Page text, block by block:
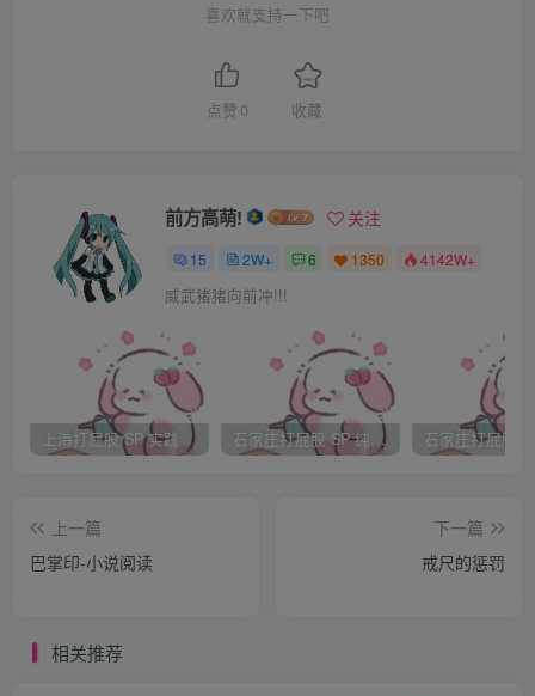
怡沉默的样子，韦小宝颇为无语，只好冷声开口，打破了此
吗？对不起！”方怡闻言，这才轻轻抬起头来，美眸眨了眨，
正视韦小宝说道。眼看韦小宝没有开口，只是平静的望着自
己，她有些无奈了起来。美眸一闪，银牙一咬，用豁出去的
觉得只是道歉还不够，那就打我一顿好了，反正这次是我的
错，打完气消了，我们就和好，好么？”
“既然如此，那还不拿来，藏什么？”韦小宝开口说道。
方怡娇躯一震，似有些苦涩一般，来之前，她还希望，自
喜欢就支持一下吧
点赞 0 收藏
前方高萌! 关注
15 2W+ 6 1350 4142W+
威武猪猪向前冲!!!
上海打屁股 SP 实践 石家庄打屁股 SP 纯实践
上一篇
巴掌印-小说阅读
下一篇
戒尺的惩罚
相关推荐